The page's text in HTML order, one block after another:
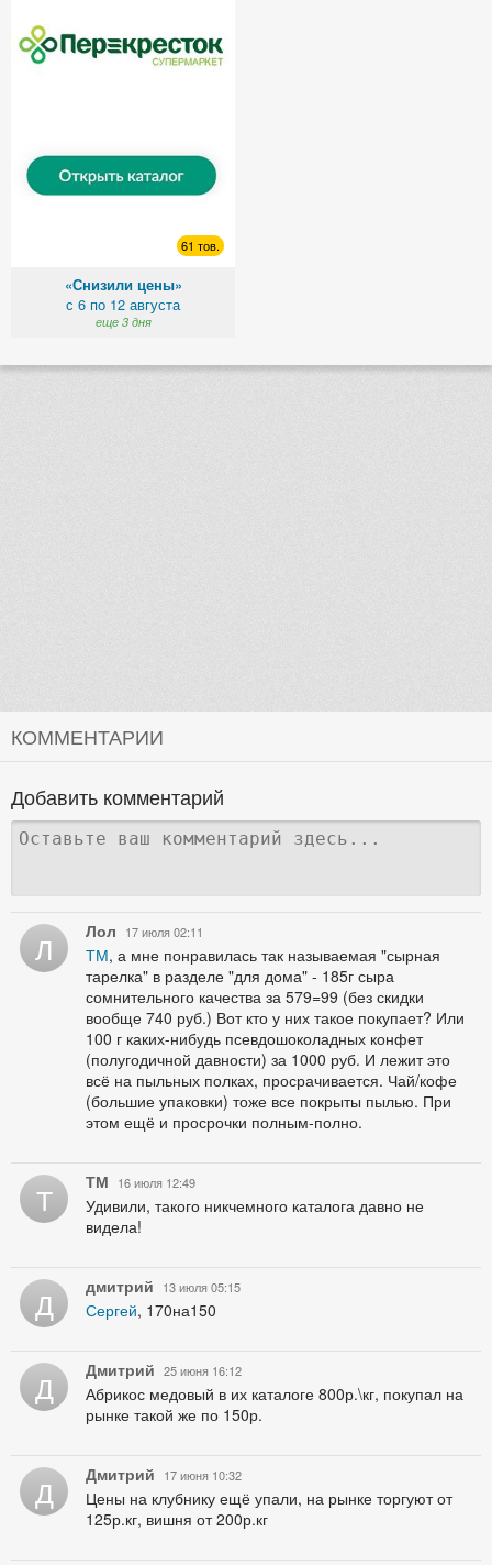
61 тов.
«Снизили цены»
с 6 по 12 августа
еще 3 дня
КОММЕНТАРИИ
Добавить комментарий
Л Лол 17 июля 02:11
ТМ, а мне понравилась так называемая "сырная
тарелка" в разделе "для дома" - 185г сыра
сомнительного качества за 579=99 (без скидки
вообще 740 руб.) Вот кто у них такое покупает? Или
100 г каких-нибудь псевдошоколадных конфет
(полугодичной давности) за 1000 руб. И лежит это
всё на пыльных полках, просрачивается. Чай/кофе
(большие упаковки) тоже все покрыты пылью. При
этом ещё и просрочки полным-полно.
Т ТМ 16 июля 12:49
Удивили, такого никчемного каталога давно не
видела!
Д дмитрий 13 июля 05:15
Сергей, 170на150
Д Дмитрий 25 июня 16:12
Абрикос медовый в их каталоге 800р.\кг, покупал на
рынке такой же по 150р.
Д Дмитрий 17 июня 10:32
Цены на клубнику ещё упали, на рынке торгуют от
125р.кг, вишня от 200р.кг